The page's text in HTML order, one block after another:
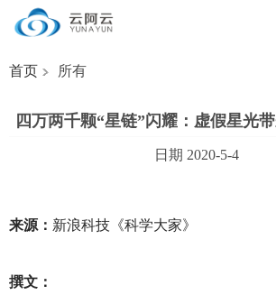
首页 所有
四万两千颗“星链”闪耀：虚假星光
日期 2020-5-4
来源： 新浪科技《科学大家》
撰文：